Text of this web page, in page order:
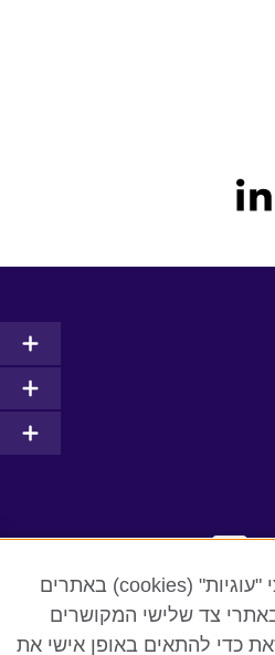
YouTube
Flickr
אנו משתמשים בקבצי "עוגיות" (cookies) באתרים
צד שלישי המקושרים
כדי להתאים באופן אישי את